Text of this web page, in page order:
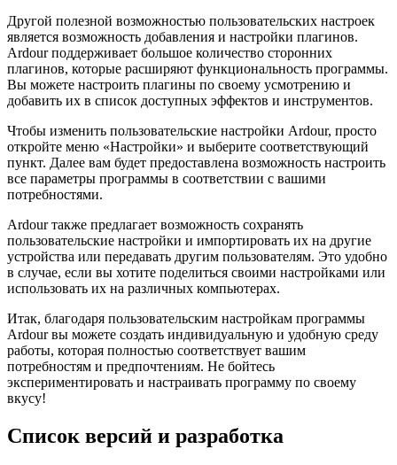
Другой полезной возможностью пользовательских настроек
является возможность добавления и настройки плагинов.
Ardour поддерживает большое количество сторонних
плагинов, которые расширяют функциональность программы.
Вы можете настроить плагины по своему усмотрению и
добавить их в список доступных эффектов и инструментов.
Чтобы изменить пользовательские настройки Ardour, просто
откройте меню «Настройки» и выберите соответствующий
пункт. Далее вам будет предоставлена возможность настроить
все параметры программы в соответствии с вашими
потребностями.
Ardour также предлагает возможность сохранять
пользовательские настройки и импортировать их на другие
устройства или передавать другим пользователям. Это удобно
в случае, если вы хотите поделиться своими настройками или
использовать их на различных компьютерах.
Итак, благодаря пользовательским настройкам программы
Ardour вы можете создать индивидуальную и удобную среду
работы, которая полностью соответствует вашим
потребностям и предпочтениям. Не бойтесь
экспериментировать и настраивать программу по своему
вкусу!
Список версий и разработка